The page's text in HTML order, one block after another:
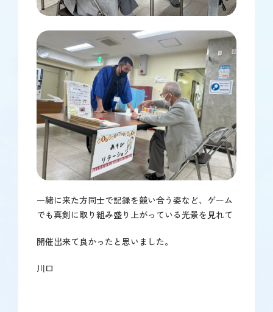
一緒に来た方同士で記録を競い合う姿など、ゲーム
でも真剣に取り組み盛り上がっている光景を見れて
開催出来て良かったと思いました。
川口